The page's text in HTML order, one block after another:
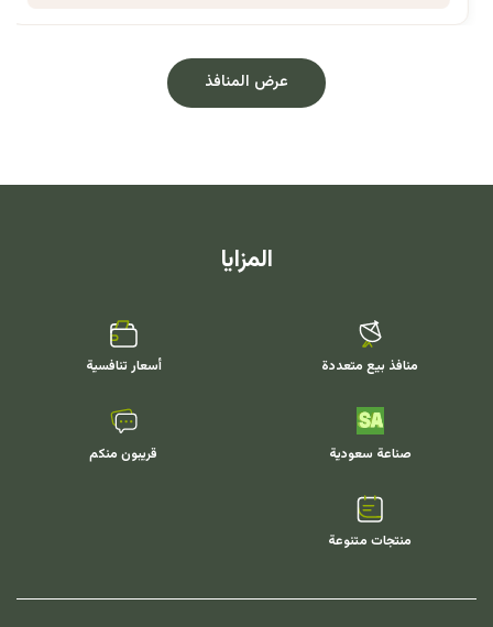
عرض المنافذ
المزايا
منافذ بيع متعددة أسعار تنافسية
صناعة سعودية قريبون منكم
منتجات متنوعة